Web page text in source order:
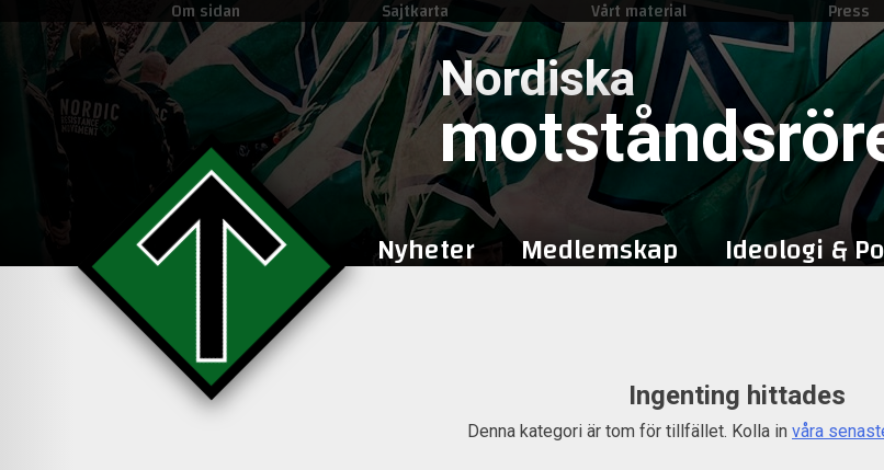
to
content
Om sidan Sajtkarta Vårt material Press
Nordiska
Nyheter Medlemskap Ideologi &
Ingenting hittades
Denna kategori är tom för tillfället. Kolla in våra